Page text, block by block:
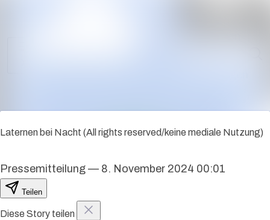
Laternen bei Nacht (All rights reserved/keine mediale Nutzung)
Pressemitteilung — 8. November 2024 00:01
Teilen
Diese Story teilen